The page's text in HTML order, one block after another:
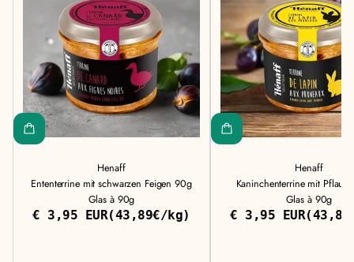
Regulärer
€ 3,95 EURStückpreis
(43,89€/kg)
Henaff
Ententerrine mit schwarzen Feigen 90g
Glas à 90g
€ 3,95 EUR
Henaff
Kaninchenterrine mit
Glas à 90g